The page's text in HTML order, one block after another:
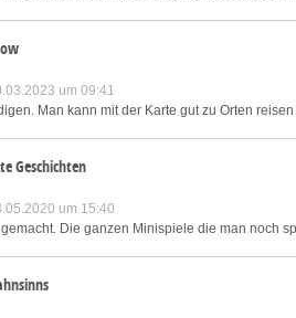
um 09:41
Man kann mit der Karte gut zu Orten
Geschichten
um 15:40
Die ganzen Minispiele die man noch